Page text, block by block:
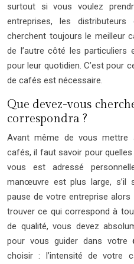
surtout si vous voulez
entreprises, les
cherchent toujours le meilleur
de l’autre côté les particuliers
pour leur quotidien. C’est pour
de cafés est nécessaire.
Que devez-vous
correspondra ?
Avant même de vous mettre
cafés, il faut savoir pour quelles
vous est adressé
manœuvre est plus large, s’il
pause de votre entreprise
trouver ce qui correspond à
de qualité, vous devez
pour vous guider dans votre
choisir : l’intensité de votre